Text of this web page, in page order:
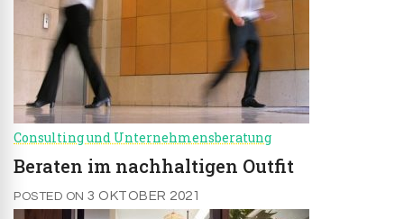
Consulting und Unternehmensberatung
Beraten im nachhaltigen Outfit
POSTED ON 3 OKTOBER 2021